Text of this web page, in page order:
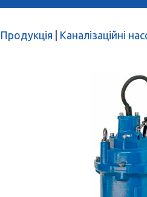
Продукція Каналізаційні